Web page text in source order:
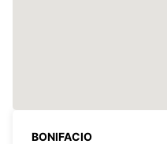
BONIFACIO